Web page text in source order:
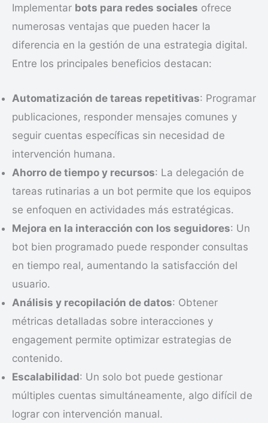
Implementar bots para redes sociales ofrece
numerosas ventajas que pueden hacer la
diferencia en la gestión de una estrategia digital.
Entre los principales beneficios destacan:
Automatización de tareas repetitivas: Programar
publicaciones, responder mensajes comunes y
seguir cuentas específicas sin necesidad de
intervención humana.
Ahorro de tiempo y recursos: La delegación de
tareas rutinarias a un bot permite que los equipos
se enfoquen en actividades más estratégicas.
Mejora en la interacción con los seguidores: Un
bot bien programado puede responder consultas
en tiempo real, aumentando la satisfacción del
usuario.
Análisis y recopilación de datos: Obtener
métricas detalladas sobre interacciones y
engagement permite optimizar estrategias de
contenido.
Escalabilidad: Un solo bot puede gestionar
múltiples cuentas simultáneamente, algo difícil de
lograr con intervención manual.